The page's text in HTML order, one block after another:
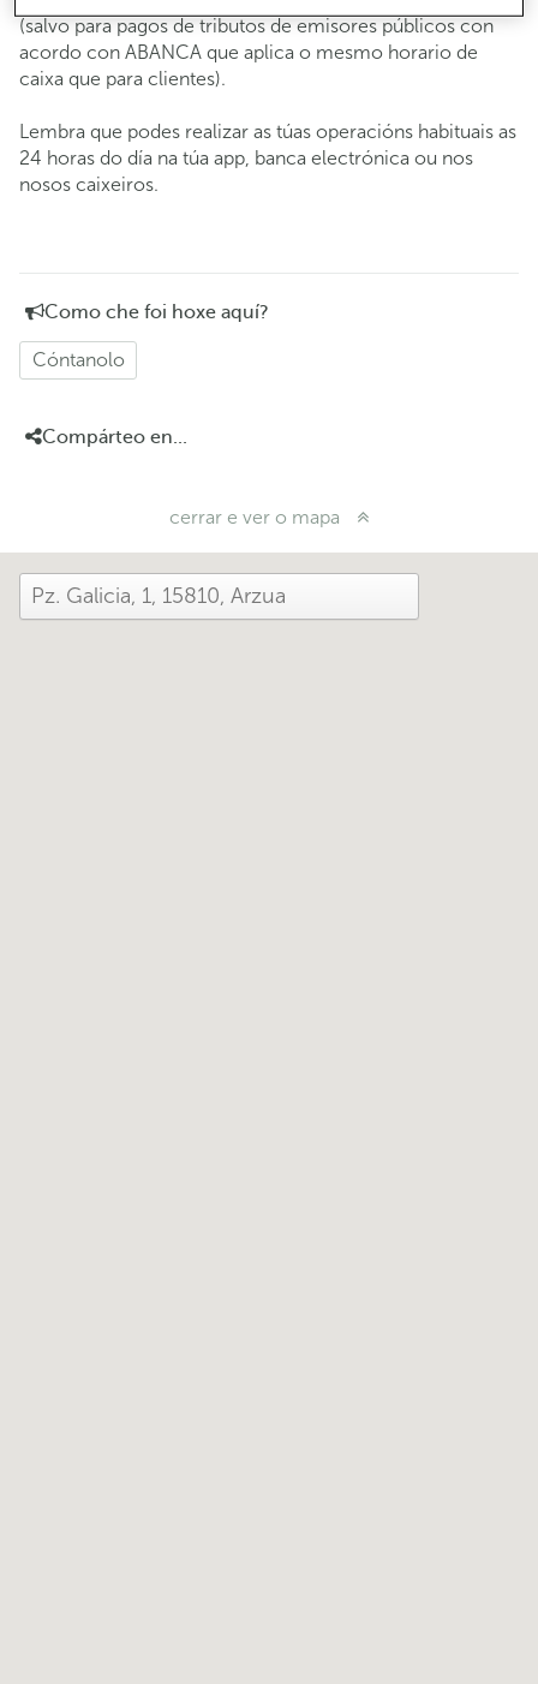
(salvo para pagos de tributos de emisores públicos con
acordo con ABANCA que aplica o mesmo horario de
caixa que para clientes).
Lembra que podes realizar as túas operacións habituais as
24 horas do día na túa app, banca electrónica ou nos
nosos caixeiros.
Como che foi hoxe aquí?
Cóntanolo
Compárteo en...
cerrar e ver o mapa